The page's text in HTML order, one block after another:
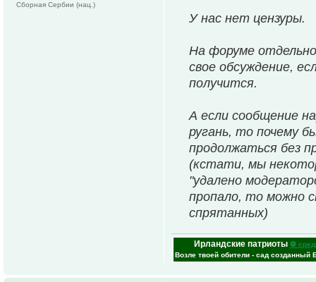
У нас нет цензуры.
На форуме
свое обсуждение,
получится.
А если сообщение
ругань, то почему
продолжаться без
(кстати, мы
"удалено
пропало, то можно
спрятанных)
Ирландские патриоты ⚽
Возле твоей обители - сад созданный
Сборная Сербии (нац.)